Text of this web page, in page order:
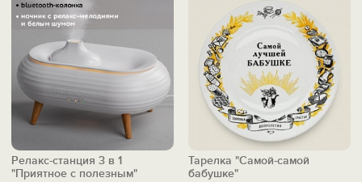
Релакс-станция 3 в 1
"Приятное с полезным"
Тарелка "Самой-самой
бабушке"